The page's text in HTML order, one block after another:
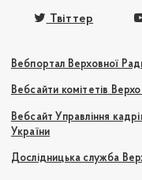
Твіттер
Вебпортал Верховної
Вебсайти комітетів
Вебсайт Управління
України
Дослідницька служба